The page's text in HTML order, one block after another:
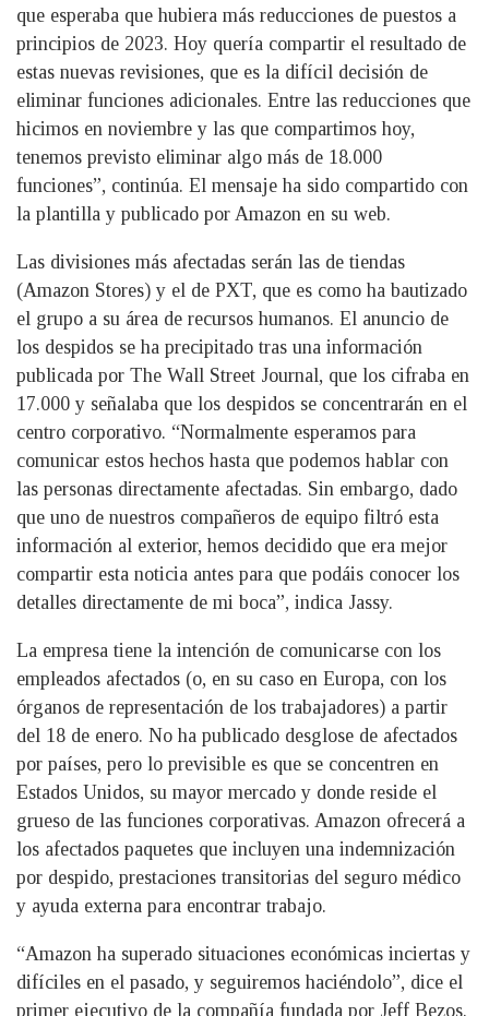
que esperaba que hubiera más reducciones de puestos a
principios de 2023. Hoy quería compartir el resultado de
estas nuevas revisiones, que es la difícil decisión de
eliminar funciones adicionales. Entre las reducciones que
hicimos en noviembre y las que compartimos hoy,
tenemos previsto eliminar algo más de 18.000
funciones”, continúa. El mensaje ha sido compartido con
la plantilla y publicado por Amazon en su web.
Las divisiones más afectadas serán las de tiendas
(Amazon Stores) y el de PXT, que es como ha bautizado
el grupo a su área de recursos humanos. El anuncio de
los despidos se ha precipitado tras una información
publicada por The Wall Street Journal, que los cifraba en
17.000 y señalaba que los despidos se concentrarán en el
centro corporativo. “Normalmente esperamos para
comunicar estos hechos hasta que podemos hablar con
las personas directamente afectadas. Sin embargo, dado
que uno de nuestros compañeros de equipo filtró esta
información al exterior, hemos decidido que era mejor
compartir esta noticia antes para que podáis conocer los
detalles directamente de mi boca”, indica Jassy.
La empresa tiene la intención de comunicarse con los
empleados afectados (o, en su caso en Europa, con los
órganos de representación de los trabajadores) a partir
del 18 de enero. No ha publicado desglose de afectados
por países, pero lo previsible es que se concentren en
Estados Unidos, su mayor mercado y donde reside el
grueso de las funciones corporativas. Amazon ofrecerá a
los afectados paquetes que incluyen una indemnización
por despido, prestaciones transitorias del seguro médico
y ayuda externa para encontrar trabajo.
“Amazon ha superado situaciones económicas inciertas y
difíciles en el pasado, y seguiremos haciéndolo”, dice el
primer ejecutivo de la compañía fundada por Jeff Bezos.